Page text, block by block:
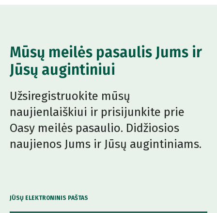
Mūsų meilės pasaulis Jums ir
Jūsų augintiniui
Užsiregistruokite mūsų
naujienlaiškiui ir prisijunkite prie
Oasy meilės pasaulio. Didžiosios
naujienos Jums ir Jūsų augintiniams.
JŪSŲ ELEKTRONINIS PAŠTAS